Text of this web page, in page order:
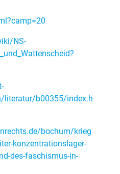
NS-
literatur/b00355/index.h
bochum/krieg
konzentrationslager-
des-faschismus-in-